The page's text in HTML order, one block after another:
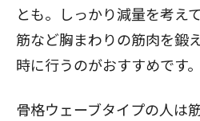
とも。しっかり減量を考え
筋など胸まわりの筋肉を鍛
時に行うのがおすすめです。
骨格ウェーブタイプの人は